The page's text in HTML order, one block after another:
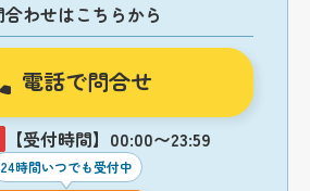
合わせはこちらから
電話で問合せ
【受付時間】00:00〜23:59
24時間いつでも受付中